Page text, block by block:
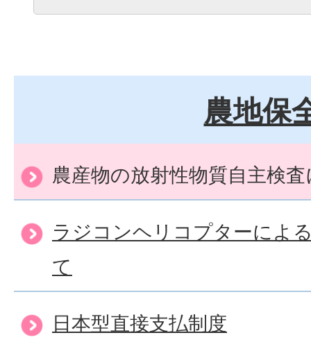
農地保
農産物の放射性物質自主検
ラジコンヘリコプターによ
て
日本型直接支払制度